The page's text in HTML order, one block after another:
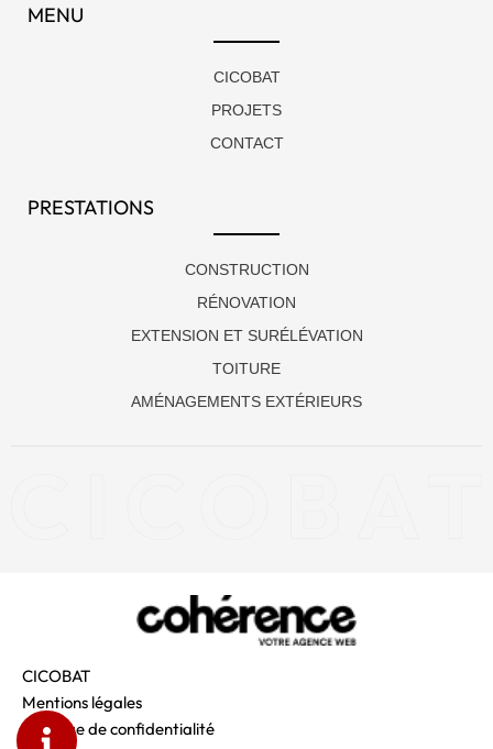
MENU
CICOBAT
PROJETS
CONTACT
PRESTATIONS
CONSTRUCTION
RÉNOVATION
EXTENSION ET SURÉLÉVATION
TOITURE
AMÉNAGEMENTS EXTÉRIEURS
CICOBAT
Mentions légales
Politique de confidentialité